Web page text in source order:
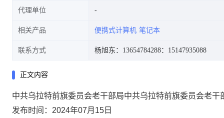
代理单位
相关产品 便携式计算机 笔记本
联系方式 杨旭东：13654784288：15147935088
正文内容
中共乌拉特前旗委员会老干部局中共乌拉特前旗委员会老
发布时间：2024年07月15日